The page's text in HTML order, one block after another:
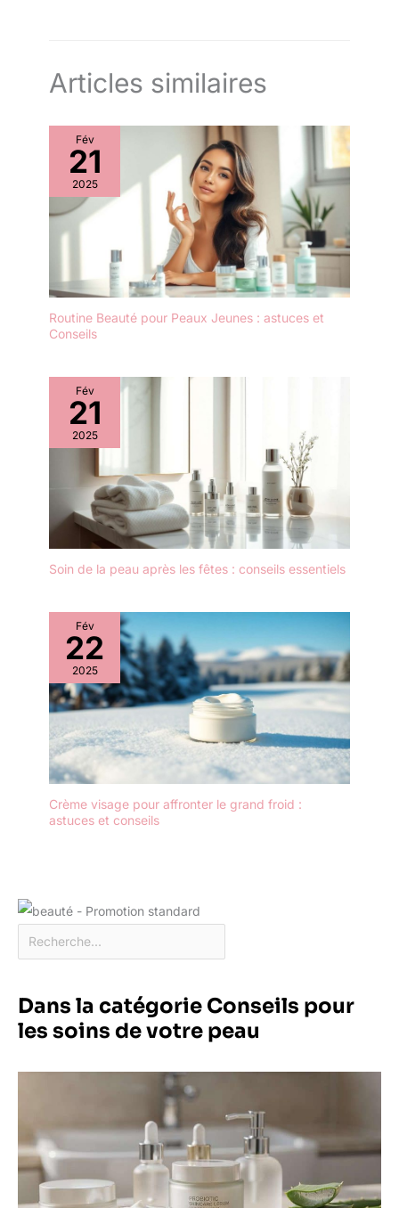
Articles similaires
Fév
21
2025
Routine Beauté pour Peaux Jeunes : astuces et
Conseils
Fév
21
2025
Soin de la peau après les fêtes : conseils essentiels
Fév
22
2025
Crème visage pour affronter le grand froid :
astuces et conseils
Dans la catégorie Conseils pour
les soins de votre peau